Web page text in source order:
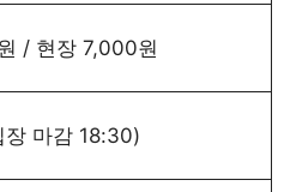
/ 현장 7,000원
마감 18:30)